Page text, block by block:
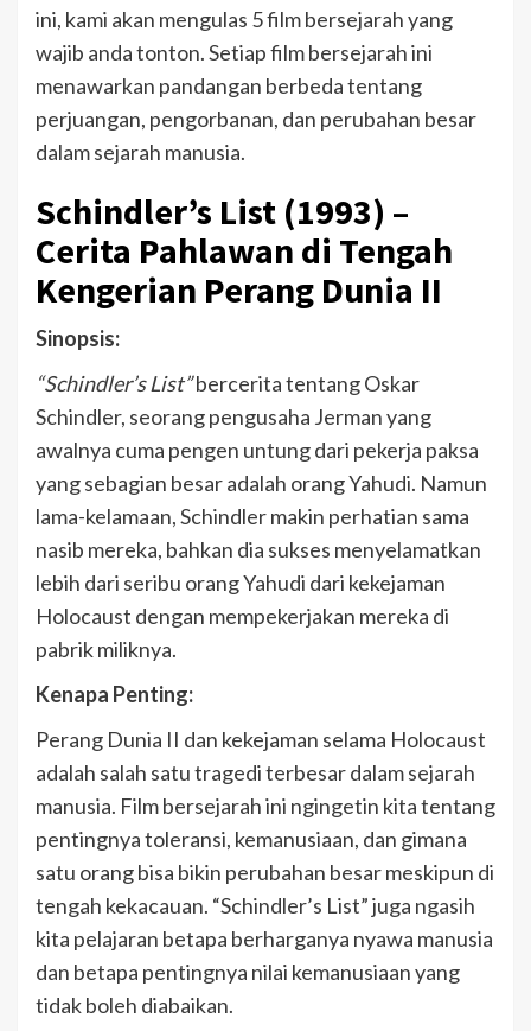
ini, kami akan mengulas 5 film bersejarah yang
wajib anda tonton. Setiap film bersejarah ini
menawarkan pandangan berbeda tentang
perjuangan, pengorbanan, dan perubahan besar
dalam sejarah manusia.
Schindler’s List (1993) –
Cerita Pahlawan di Tengah
Kengerian Perang Dunia II
Sinopsis:
“Schindler’s List”bercerita tentang Oskar
Schindler, seorang pengusaha Jerman yang
awalnya cuma pengen untung dari pekerja paksa
yang sebagian besar adalah orang Yahudi. Namun
lama-kelamaan, Schindler makin perhatian sama
nasib mereka, bahkan dia sukses menyelamatkan
lebih dari seribu orang Yahudi dari kekejaman
Holocaust dengan mempekerjakan mereka di
pabrik miliknya.
Kenapa Penting:
Perang Dunia II dan kekejaman selama Holocaust
adalah salah satu tragedi terbesar dalam sejarah
manusia. Film bersejarah ini ngingetin kita tentang
pentingnya toleransi, kemanusiaan, dan gimana
satu orang bisa bikin perubahan besar meskipun di
tengah kekacauan. “Schindler’s List” juga ngasih
kita pelajaran betapa berharganya nyawa manusia
dan betapa pentingnya nilai kemanusiaan yang
tidak boleh diabaikan.